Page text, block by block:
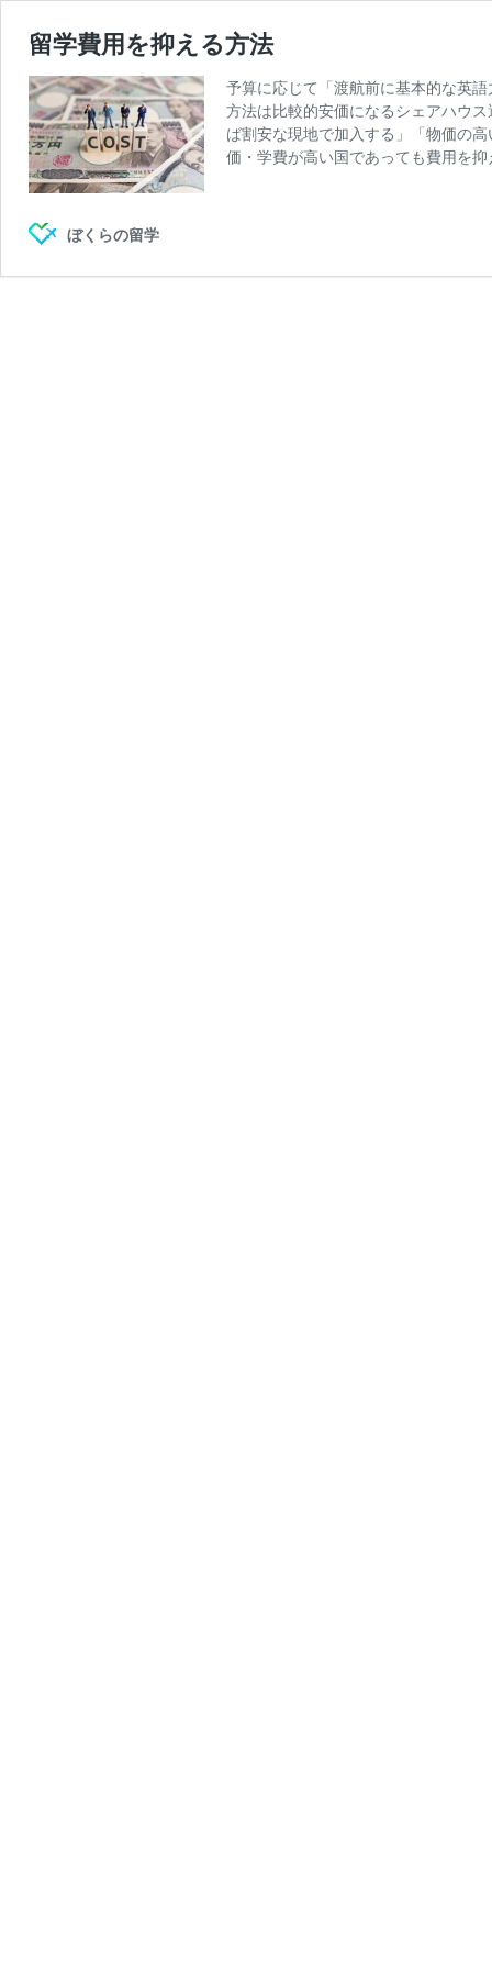
留学費用を抑える方法
予算に応じて「渡航前に基本的な英
方法は比較的安価になるシェアハウ
ば割安な現地で加入する」「物価の
価・学費が高い国であっても費用を
ぼくらの留学